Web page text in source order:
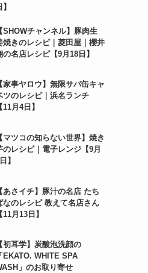
】
【SHOWチャンネル】豚肉生
焼きのレシピ｜菱田屋｜櫻井
の名店レシピ【9月18日】
【家事ヤロウ】無限サバ缶キャ
ツのレシピ｜浜名ランチ
【11月4日】
【マツコの知らない世界】焼き
のレシピ｜電子レンジ【9月
】
【あさイチ】豚汁の名店 たち
なのレシピ 教えて名店さん
【11月13日】
【初耳学】炭酸泡洗顔の
「EKATO. WHITE SPA
」のお取り寄せ